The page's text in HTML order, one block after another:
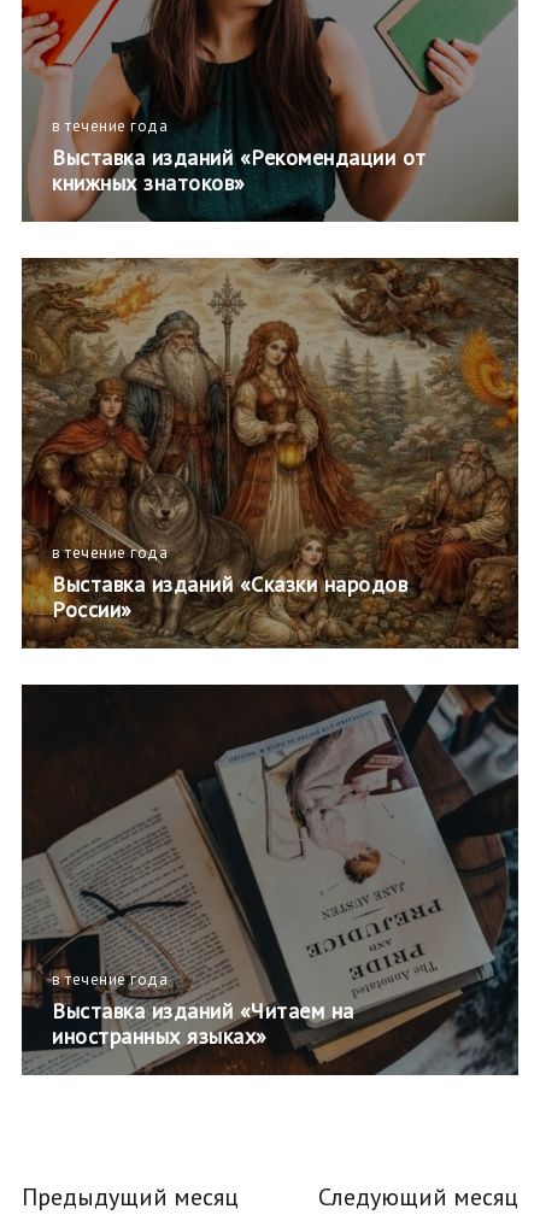
в течение года
Выставка изданий «Рекомендации от
книжных знатоков»
в течение года
Выставка изданий «Сказки народов
России»
в течение года
Выставка изданий «Читаем на
иностранных языках»
Предыдущий месяц Следующий месяц